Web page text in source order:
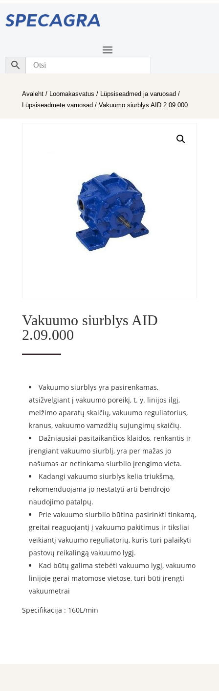
Avaleht/ Loomakasvatus / Lüpsiseadmed ja varuosad /
Lüpsiseadmete varuosad / Vakuumo siurblys AID 2.09.000
Vakuumo siurblys AID
2.09.000
Vakuumo siurblys yra pasirenkamas,
atsižvelgiant į vakuumo poreikį, t. y. linijos ilgį,
melžimo aparatų skaičių, vakuumo reguliatorius,
kranus, vakuumo vamzdžių sujungimų skaičių.
Dažniausiai pasitaikančios klaidos, renkantis ir
įrengiant vakuumo siurblį, yra per mažas jo
našumas ar netinkama siurblio įrengimo vieta.
Kadangi vakuumo siurblys kelia triukšmą,
rekomenduojama jo nestatyti arti bendrojo
naudojimo patalpų.
Prie vakuumo siurblio būtina pasirinkti tinkamą,
greitai reaguojantį į vakuumo pakitimus ir tiksliai
veikiantį vakuumo reguliatorių, kuris turi palaikyti
pastovų reikalingą vakuumo lygį.
Kad būtų galima stebėti vakuumo lygį, vakuumo
linijoje gerai matomose vietose, turi būti įrengti
vakuumetrai
Specifikacija : 160L/min